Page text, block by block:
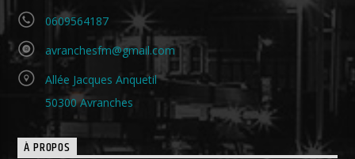
0609564187
avranchesfm@gmail.com
Allée Jacques Anquetil
50300 Avranches
À PROPOS